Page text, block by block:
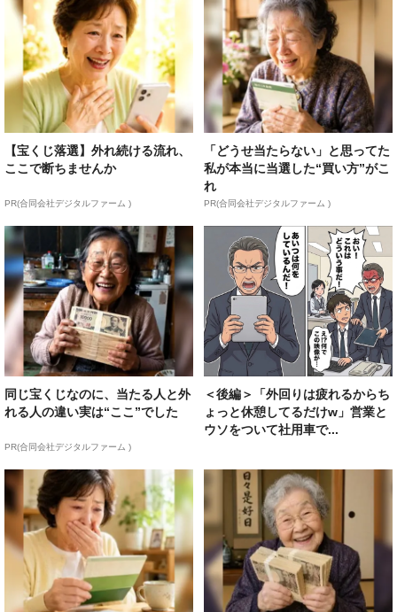
【宝くじ落選】外れ続ける流れ、
ここで断ちませんか
PR(合同会社デジタルファーム )
「どうせ当たらない」と思ってた
私が本当に当選した“買い方”がこ
れ
PR(合同会社デジタルファーム )
同じ宝くじなのに、当たる人と外
れる人の違い実は“ここ”でした
PR(合同会社デジタルファーム )
＜後編＞「外回りは疲れるからち
ょっと休憩してるだけw」営業と
ウソをついて社用車で...